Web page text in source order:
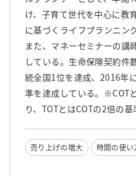
け、子育て世代を中心に教
に基づくライフプランニン
また、マネーセミナーの講
している。生命保険契約
続全国1位を達成、2016年
準を達成している。※COT
り、TOTとはCOTの2倍の基
売り上げの増大 時間の使い